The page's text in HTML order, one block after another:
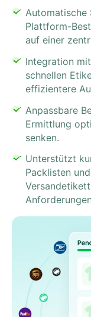
Automatische
Plattform-
auf einer
Integration
schnellen
effizientere
Anpassbare
Ermittlung
senken.
Unterstützt
Packlisten